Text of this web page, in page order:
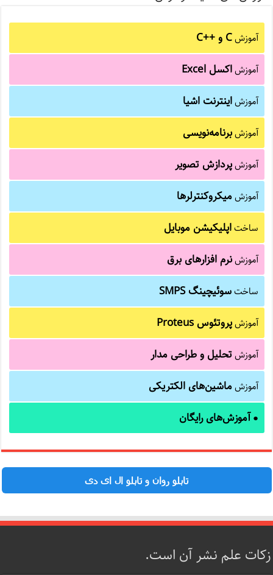
آموزشC و C++‎
آموزشاکسل Excel
آموزشاینترنت اشیا
آموزشبرنامه‌نویسی
آموزشپردازش تصویر
آموزشمیکروکنترلرها
ساختاپلیکیشن موبایل
آموزشنرم افزارهای برق
ساختسوئیچینگ SMPS
آموزشپروتئوس Proteus
آموزشتحلیل و طراحی مدار
آموزشماشین‌های الکتریکی
●آموزش‌های رایگان
تابلو روان و تابلو ال ای دی
زکات علم نشر آن است.